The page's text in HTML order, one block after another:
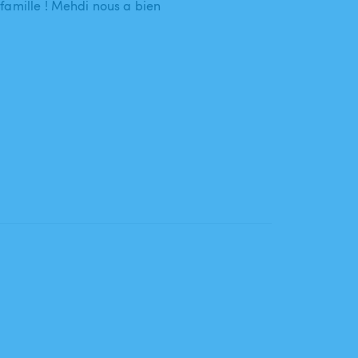
! Mehdi nous a bien